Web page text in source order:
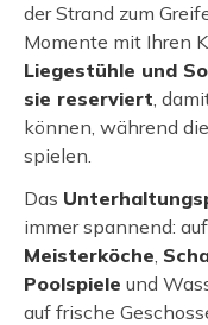
der Strand zum
Momente mit Ihren
Liegestühle und
sie reserviert,
können, während
spielen.
Das
immer spannend:
Meisterköche,
Poolspiele und
auf frische